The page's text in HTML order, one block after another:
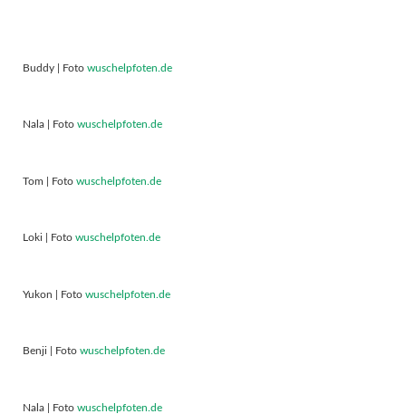
Buddy | Foto wuschelpfoten.de
Nala | Foto wuschelpfoten.de
Tom | Foto wuschelpfoten.de
Loki | Foto wuschelpfoten.de
Yukon | Foto wuschelpfoten.de
Benji | Foto wuschelpfoten.de
Nala | Foto wuschelpfoten.de